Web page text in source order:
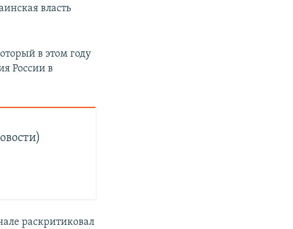
власть
в этом году
России в
раскритиковал